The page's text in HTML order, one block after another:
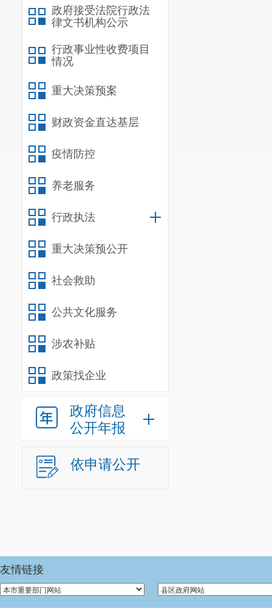
政府接受法院行政法
律文书机构公示
行政事业性收费项目
情况
重大决策预案
财政资金直达基层
疫情防控
养老服务
行政执法
重大决策预公开
社会救助
公共文化服务
涉农补贴
政策找企业
政府信息
公开年报
依申请公开
友情链接